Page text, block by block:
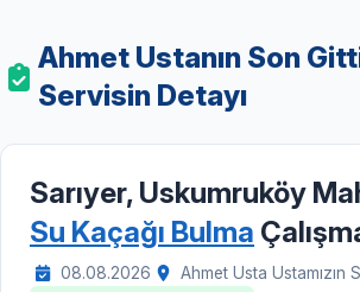
Ahmet Ustanın Son
Servisin Detayı
Sarıyer, Uskumruköy
Su Kaçağı Bulma
08.08.2026 Ahmet Usta Ustamızın